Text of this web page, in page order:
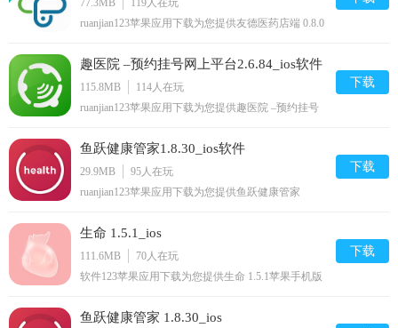
77.3MB 119人在玩
ruanjian123苹果应用下载为您提供友德医药店端 0.8.0
趣医院 –预约挂号网上平台2.6.84_ios软件
115.8MB 114人在玩
ruanjian123苹果应用下载为您提供趣医院 –预约挂号
玩的苹果手机软件下载.
下载
鱼跃健康管家1.8.30_ios软件
29.9MB 95人在玩
ruanjian123苹果应用下载为您提供鱼跃健康管家
下载
生命 1.5.1_ios
111.6MB 70人在玩
软件123苹果应用下载为您提供生命 1.5.1苹果手机版
下载
鱼跃健康管家 1.8.30_ios